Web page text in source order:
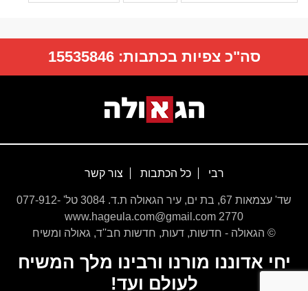
סה"כ צפיות בכתבות:15535846
רבי כל הכתבות צור קשר
שד' עצמאות 67, בת ים, עיר הגאולה ת.ד. 3084 טל' 077-912-
2770 www.hageula.com@gmail.com
© הגאולה - חדשות, דעות, חדשות חב''ד, גאולה ומשיח
יחי אדוננו מורנו ורבינו מלך המשיח
לעולם ועד!